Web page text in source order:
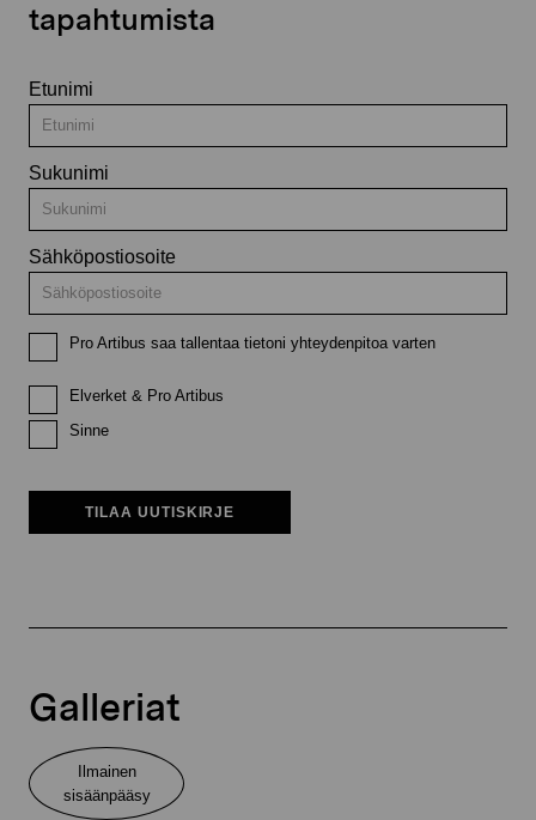
tapahtumista
Etunimi
Sukunimi
Sähköpostiosoite
Pro Artibus saa tallentaa tietoni yhteydenpitoa varten
Elverket & Pro Artibus
Sinne
TILAA UUTISKIRJE
Galleriat
Ilmainen
sisäänpääsy